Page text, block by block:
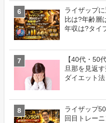
ライザップ
比は?年齢層
年収は?タイ
【40代・50
旦那を見返
ダイエット
ライザップ
回目トレー